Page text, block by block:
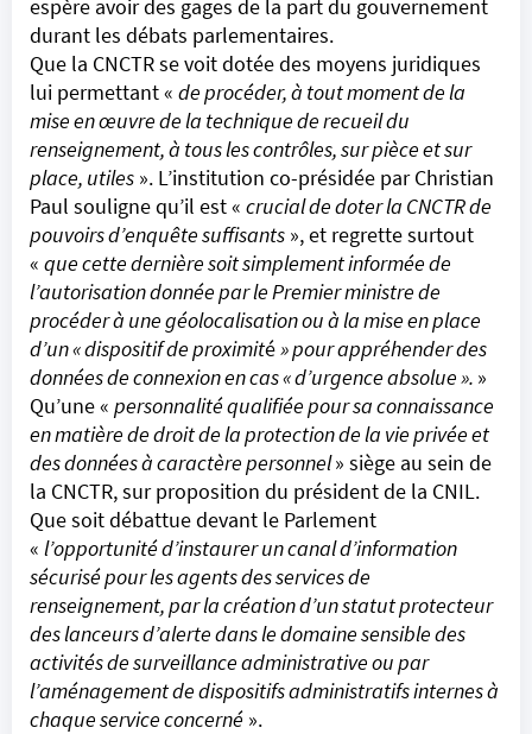
espère avoir des gages de la part du gouvernement
durant les débats parlementaires.
Que la CNCTR se voit dotée des moyens juridiques
lui permettant « de procéder, à tout moment de la
mise en œuvre de la technique de recueil du
renseignement, à tous les contrôles, sur pièce et sur
place, utiles ». L’institution co-présidée par Christian
Paul souligne qu’il est « crucial de doter la CNCTR de
pouvoirs d’enquête suffisants », et regrette surtout
« que cette dernière soit simplement informée de
l’autorisation donnée par le Premier ministre de
procéder à une géolocalisation ou à la mise en place
d’un « dispositif de proximité» pour appréhender des
données de connexion en cas « d’urgence absolue ». »
Qu’une « personnalité qualifiée pour sa connaissance
en matière de droit de la protection de la vie privée et
des données à caractère personnel» siège au sein de
la CNCTR, sur proposition du président de la CNIL.
Que soit débattue devant le Parlement
« l’opportunité d’instaurer un canal d’information
sécurisé pour les agents des services de
renseignement, par la création d’un statut protecteur
des lanceurs d’alerte dans le domaine sensible des
activités de surveillance administrative ou par
l’aménagement de dispositifs administratifs internes à
chaque service concerné ».